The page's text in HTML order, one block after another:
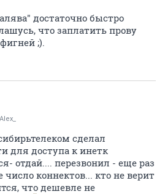
достаточно быстро
что заплатить прову
;).
Alex_
сделал
для доступа к инетк
отдай.... перезвонил - еще раз
число коннектов... кто не верит
что дешевле не